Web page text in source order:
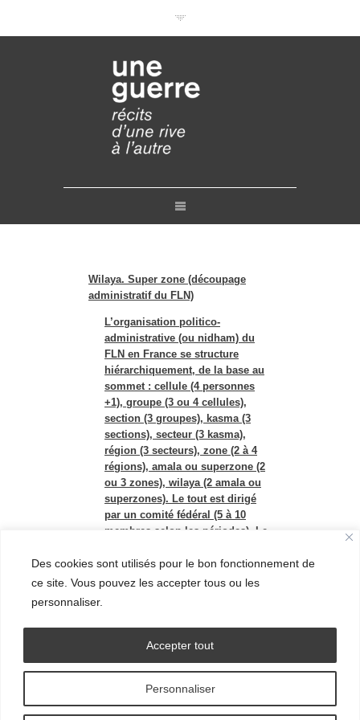
Des cookies sont utilisés pour le bon fonctionnement de
ce site. Vous pouvez les accepter tous ou les
personnaliser.
Personnaliser
Accepter tout
Conférences en ligne
Pourquoi et comment ?
Retours
Wilaya. Super zone (découpage
administratif du FLN)
L’organisation politico-
administrative (ou nidham) du
FLN en France se structure
hiérarchiquement, de la base au
sommet : cellule (4 personnes
+1), groupe (3 ou 4 cellules),
section (3 groupes), kasma (3
sections), secteur (3 kasma),
région (3 secteurs), zone (2 à 4
régions), amala ou superzone (2
ou 3 zones), wilaya (2 amala ou
superzones). Le tout est dirigé
par un comité fédéral (5 à 10
membres selon les périodes). Le
(régions).
© Grand Ensemble - 2016.